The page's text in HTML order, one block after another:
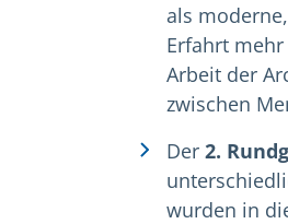
als
Erfahrt
Arbeit der
zwischen
Der 2.
wurden in